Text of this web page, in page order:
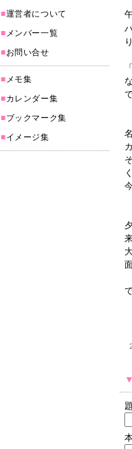
■運営者について
■ メンバー一覧
■お問い合せ
■ メモ集
■カレンダー集
■ブックマーク集
■イメージ集
▼